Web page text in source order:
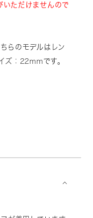
いただけませんので
らのモデルは レン
ズ：22mmです。
⌵